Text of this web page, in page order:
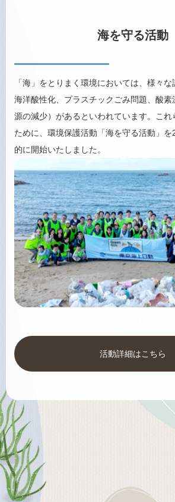
海を守る活動
「海」をとりまく環境においては、様々な
海洋酸性化、プラスチックごみ問題、酸素
源の減少）があるといわれています。これ
ために、環境保護活動「海を守る活動」
的に開始いたしました。
活動詳細はこちら